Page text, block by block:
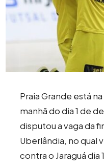
Praia Grande está
manhã do dia 1 de
disputou a vaga da
Uberlândia, no qual
contra o Jaraguá